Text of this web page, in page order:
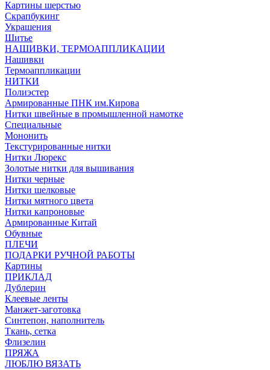
Картины шерстью
Скрапбукинг
Украшения
Шитье
НАШИВКИ, ТЕРМОАППЛИКАЦИИ
Нашивки
Термоаппликации
НИТКИ
Полиэстер
Армированные ПНК им.Кирова
Нитки швейные в промышленной намотке
Специальные
Мононить
Текстурированные нитки
Нитки Люрекс
Золотые нитки для вышивания
Нитки черные
Нитки шелковые
Нитки мятного цвета
Нитки капроновые
Армированные Китай
Обувные
ПЛЕЧИ
ПОДАРКИ РУЧНОЙ РАБОТЫ
Картины
ПРИКЛАД
Дублерин
Клеевые ленты
Манжет-заготовка
Синтепон, наполнитель
Ткань, сетка
Флизелин
ПРЯЖА
ЛЮБЛЮ ВЯЗАТЬ